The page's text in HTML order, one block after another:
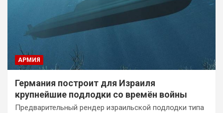
АРМИЯ
Германия построит для Израиля
крупнейшие подлодки со времён войны
Предварительный рендер израильской подлодки типа